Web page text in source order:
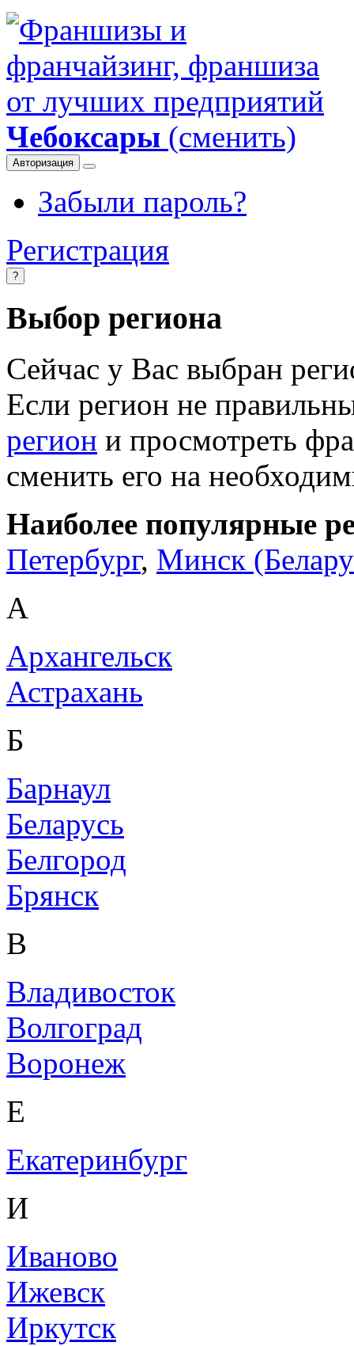
Чебоксары (сменить)
Авторизация
Забыли пароль?
Регистрация
?
Выбор региона
Сейчас у Вас выбран
Если регион не
регион и просмотреть
сменить его на
Наиболее популярные
Петербург, Минск
А
Архангельск
Астрахань
Б
Барнаул
Беларусь
Белгород
Брянск
В
Владивосток
Волгоград
Воронеж
Е
Екатеринбург
И
Иваново
Ижевск
Иркутск